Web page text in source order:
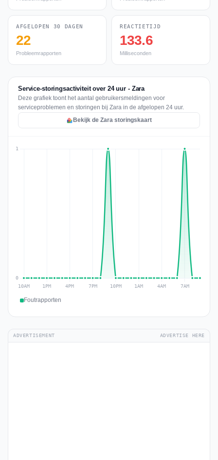
AFGELOPEN 30 DAGEN
22
Probleemrapporten
REACTIETIJD
133.6
Milliseconden
Service-storingsactiviteit over 24 uur - Zara
Deze grafiek toont het aantal gebruikersmeldingen voor
serviceproblemen en storingen bij Zara in de afgelopen 24 uur.
Bekijk de Zara storingskaart
Foutrapporten
ADVERTISEMENT ADVERTISE HERE